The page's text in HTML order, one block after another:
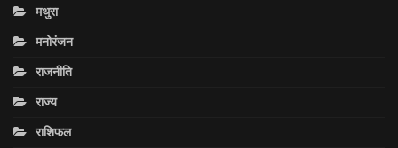
मथुरा
मनोरंजन
राजनीति
राज्य
राशिफल